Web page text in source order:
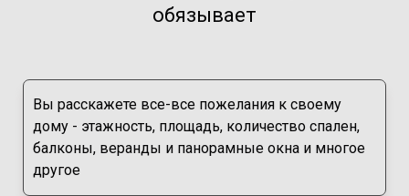
обязывает
Вы расскажете все-все пожелания к своему
дому - этажность, площадь, количество спален,
балконы, веранды и панорамные окна и многое
другое